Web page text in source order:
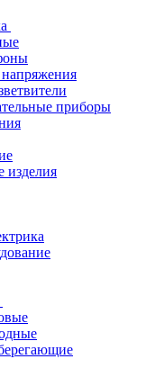
приборы
изделия